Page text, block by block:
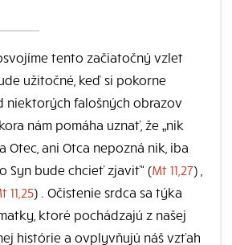
tento začiatočný vzlet
užitočné, keď si pokorne
niektorých falošných obrazov
nám pomáha uznať, že „nik
Otec, ani Otca nepozná nik, iba
Syn bude chcieť zjaviť“ (Mt 11,27) ,
11,25) . Očistenie srdca sa týka
ktoré pochádzajú z našej
histórie a ovplyvňujú náš vzťah